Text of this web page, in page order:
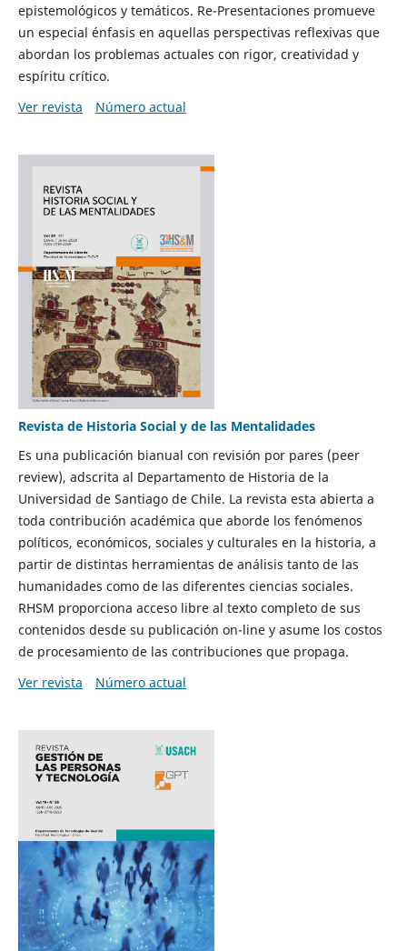
epistemológicos y temáticos. Re-Presentaciones promueve
un especial énfasis en aquellas perspectivas reflexivas que
abordan los problemas actuales con rigor, creatividad y
espíritu crítico.
Ver revista
Número actual
Revista de Historia Social y de las Mentalidades
Es una publicación bianual con revisión por pares (peer
review), adscrita al Departamento de Historia de la
Universidad de Santiago de Chile. La revista esta abierta a
toda contribución académica que aborde los fenómenos
políticos, económicos, sociales y culturales en la historia, a
partir de distintas herramientas de análisis tanto de las
humanidades como de las diferentes ciencias sociales.
RHSM proporciona acceso libre al texto completo de sus
contenidos desde su publicación on-line y asume los costos
de procesamiento de las contribuciones que propaga.
Ver revista
Número actual